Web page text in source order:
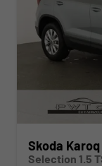
Skoda Karoq